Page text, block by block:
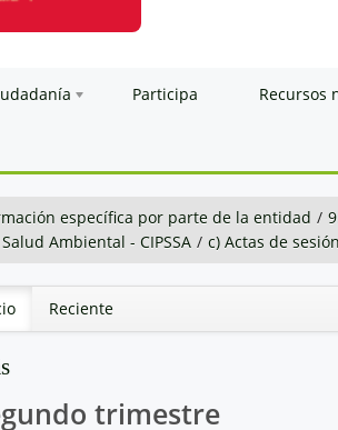
Participa Recursos
específica por parte de la entidad /
Ambiental - CIPSSA / c) Actas de sesión
Reciente
trimestre